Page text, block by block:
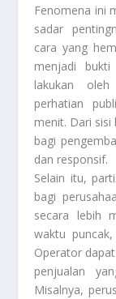
Fenomena ini
sadar
cara yang
menjadi
lakukan
perhatian
menit. Dari
bagi
dan responsif.
Selain itu,
bagi
secara lebih
waktu
Operator
penjualan
Misalnya,